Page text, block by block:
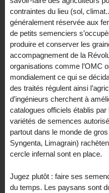
contraintes du lieu (sol,
généralement réservée aux
de petits semenciers
produire et conserver les
accompagnement de la
organisations comme l’OMC
mondialement ce qui se
des traités régulent ainsi
d’ingénieurs cherchent à
catalogues officiels établis
variétés de semences
partout dans le monde de
Syngenta, Limagrain)
cercle infernal sont en place.
Jugez plutôt : faire ses
du temps. Les paysans sont